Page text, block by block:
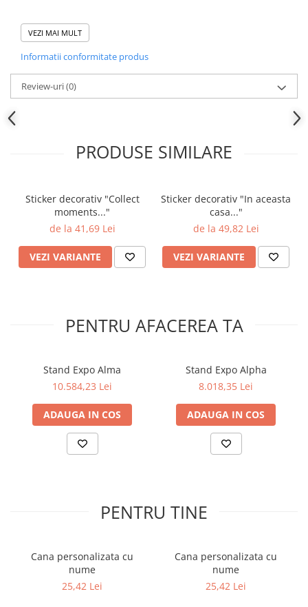
VEZI MAI MULT
Informatii conformitate produs
Review-uri(0)
PRODUSE SIMILARE
Sticker decorativ "Collect
moments..."
de la 41,69 Lei
VEZI VARIANTE
Sticker decorativ "In aceasta
casa..."
de la 49,82 Lei
VEZI VARIANTE
PENTRU AFACEREA TA
Stand Expo Alma
10.584,23 Lei
ADAUGA IN COS
Stand Expo Alpha
8.018,35 Lei
ADAUGA IN COS
PENTRU TINE
Cana personalizata cu
nume
25,42 Lei
Cana personalizata cu
nume
25,42 Lei